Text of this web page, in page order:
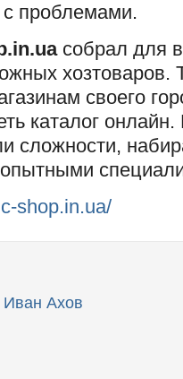
проблемами.
собрал для
хозтоваров.
своего
каталог
сложности,
shop.in.ua/
Иван Ахов